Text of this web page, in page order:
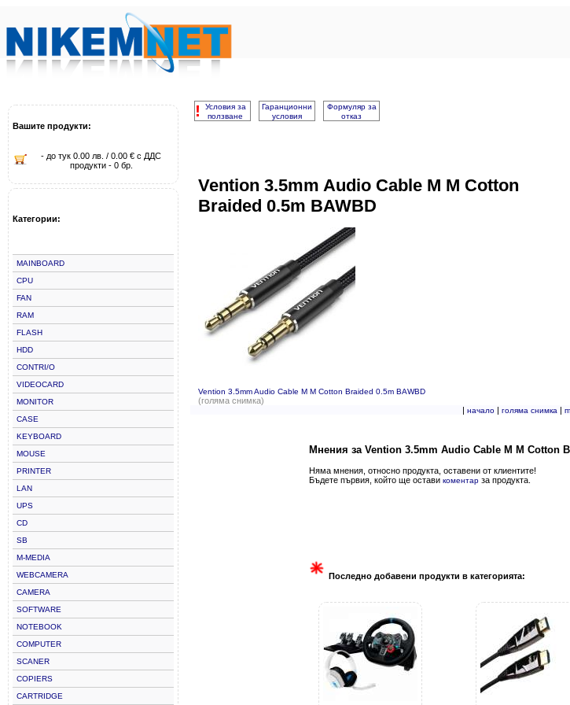
Вашите продукти:
- до тук 0.00 лв. / 0.00 € с ДДС
продукти - 0 бр.
Категории:
MAINBOARD
CPU
FAN
RAM
FLASH
HDD
CONTRI/O
VIDEOCARD
MONITOR
CASE
KEYBOARD
MOUSE
PRINTER
LAN
UPS
CD
SB
M-MEDIA
WEBCAMERA
CAMERA
SOFTWARE
NOTEBOOK
COMPUTER
SCANER
COPIERS
CARTRIDGE
!
Условия за
ползване
Гаранционни
условия
Формуляр за
отказ
Vention 3.5mm Audio Cable M M Cotton
Braided 0.5m BAWBD
Vention 3.5mm Audio Cable M M Cotton Braided 0.5m BAWBD
(голяма снимка)
| начало| голяма снимка |
Мнения за Vention 3.5mm Audio Cable M M Cotton
Няма мнения, относно продукта, оставени от клиентите!
Бъдете първия, който ще остави коментар за продукта.
Последно добавени продукти в категорията: